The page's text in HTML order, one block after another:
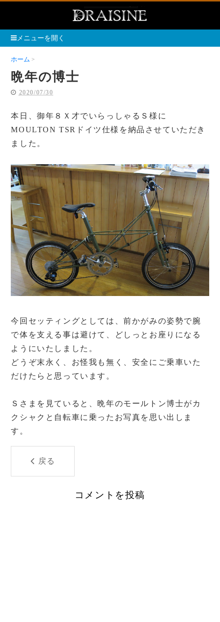
メニューを開く
ホーム
晩年の博士
2020/07/30
本日、御年８Ｘ才でいらっしゃるＳ様に
MOULTON TSRドイツ仕様を納品させていただき
ました。
今回セッティングとしては、前かがみの姿勢で腕
で体を支える事は避けて、どしっとお座りになる
ようにいたしました。
どうぞ末永く、お怪我も無く、安全にご乗車いた
だけたらと思っています。
Ｓさまを見ていると、晩年のモールトン博士がカ
クシャクと自転車に乗ったお写真を思い出しま
す。
戻る
コメントを投稿